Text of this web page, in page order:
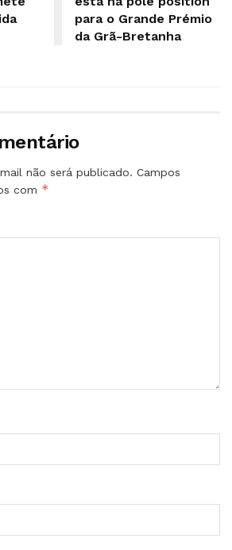
para o Grande Prémio
da Grã-Bretanha
não será publicado. Campos
com *